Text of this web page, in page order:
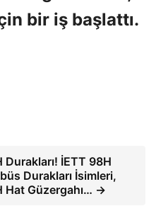
bir iş başlattı.
Durakları! İETT 98H
Durakları İsimleri,
Hat Güzergahı… →